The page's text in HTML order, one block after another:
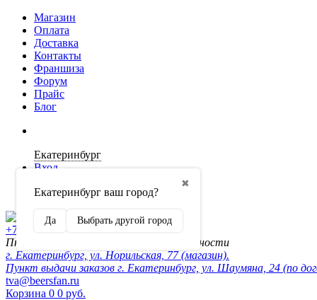
Магазин
Оплата
Доставка
Контакты
Франшиза
Форум
Прайс
Блог
Екатеринбург
✖
Екатеринбург ваш город?
Да Выбрать другой город
Вход
Регистрация
+7 (902) 872-54-70
Пн-Пт 10:00-20:00, сб-вск по договорённости
г. Екатеринбург, ул. Норильская, 77 (магазин).
Пункт выдачи заказов г. Екатеринбург, ул. Шаумяна, 24 (по
tva@beersfan.ru
Корзина 0 0 руб.